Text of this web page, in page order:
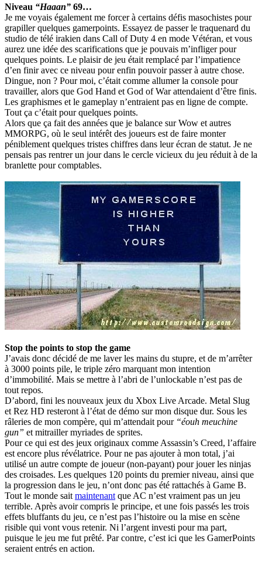
Niveau “Haaan” 69…
Je me voyais également me forcer à certains défis masochistes pour
grapiller quelques gamerpoints. Essayez de passer le traquenard du
studio de télé irakien dans Call of Duty 4 en mode Vétéran, et vous
aurez une idée des scarifications que je pouvais m’infliger pour
quelques points. Le plaisir de jeu était remplacé par l’impatience
d’en finir avec ce niveau pour enfin pouvoir passer à autre chose.
Dingue, non ? Pour moi, c’était comme allumer la console pour
travailler, alors que God Hand et God of War attendaient d’être finis.
Les graphismes et le gameplay n’entraient pas en ligne de compte.
Tout ça c’était pour quelques points.
Alors que ça fait des années que je balance sur Wow et autres
MMORPG, où le seul intérêt des joueurs est de faire monter
péniblement quelques tristes chiffres dans leur écran de statut. Je ne
pensais pas rentrer un jour dans le cercle vicieux du jeu réduit à de la
branlette pour comptables.
Stop the points to stop the game
J’avais donc décidé de me laver les mains du stupre, et de m’arrêter
à 3000 points pile, le triple zéro marquant mon intention
d’immobilité. Mais se mettre à l’abri de l’unlockable n’est pas de
tout repos.
D’abord, fini les nouveaux jeux du Xbox Live Arcade. Metal Slug
et Rez HD resteront à l’état de démo sur mon disque dur. Sous les
râleries de mon compère, qui m’attendait pour “éouh meuchine
gun” et mitrailler myriades de sprites.
Pour ce qui est des jeux originaux comme Assassin’s Creed, l’affaire
est encore plus révélatrice. Pour ne pas ajouter à mon total, j’ai
utilisé un autre compte de joueur (non-payant) pour jouer les ninjas
des croisades. Les quelques 120 points du premier niveau, ainsi que
la progression dans le jeu, n’ont donc pas été rattachés à Game B.
Tout le monde sait maintenant que AC n’est vraiment pas un jeu
terrible. Après avoir compris le principe, et une fois passés les trois
effets bluffants du jeu, ce n’est pas l’histoire ou la mise en scène
risible qui vont vous retenir. Ni l’argent investi pour ma part,
puisque le jeu me fut prêté. Par contre, c’est ici que les GamerPoints
seraient entrés en action.